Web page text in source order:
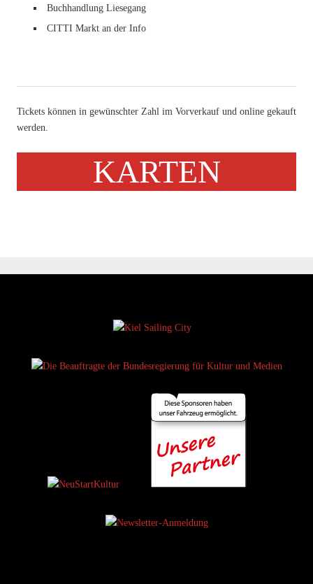
Buchhandlung Liesegang
CITTI Markt an der Info
Tickets können in gewünschter Zahl im Vorverkauf und online gekauft
werden.
KARTEN